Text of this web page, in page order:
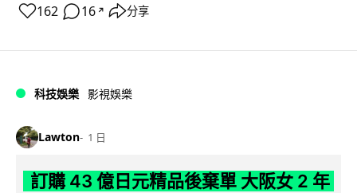
162 16 ↗ 分享
科技娛樂 影視娛樂
Lawton 1 日
訂購 43 億日元精品後棄單 大阪女 2 年